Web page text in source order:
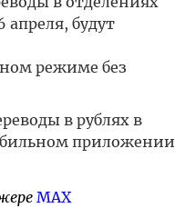
будут
режиме без
в рублях в
приложении
MAX